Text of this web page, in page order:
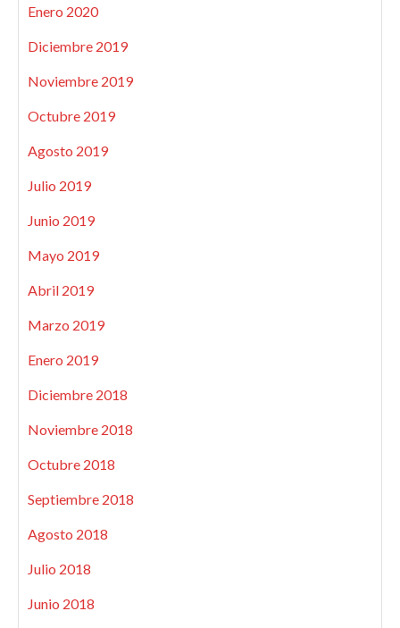
Enero 2020
Diciembre 2019
Noviembre 2019
Octubre 2019
Agosto 2019
Julio 2019
Junio 2019
Mayo 2019
Abril 2019
Marzo 2019
Enero 2019
Diciembre 2018
Noviembre 2018
Octubre 2018
Septiembre 2018
Agosto 2018
Julio 2018
Junio 2018